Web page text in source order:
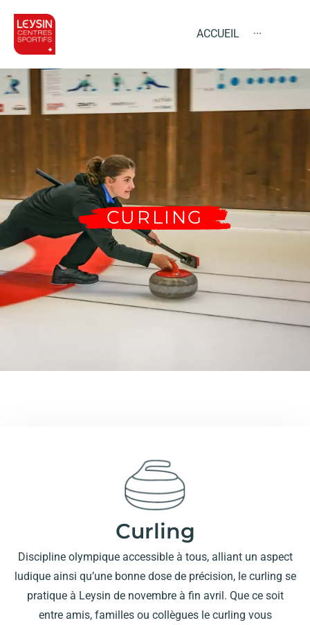
ACCUEIL ···
CURLING
Curling
Discipline olympique accessible à tous, alliant un aspect
ludique ainsi qu’une bonne dose de précision, le curling se
pratique à Leysin de novembre à fin avril. Que ce soit
entre amis, familles ou collègues le curling vous